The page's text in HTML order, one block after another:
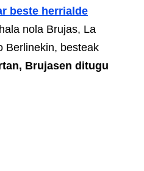
beste herrialde
nola Brujas, La
Berlinekin, besteak
Brujasen ditugu